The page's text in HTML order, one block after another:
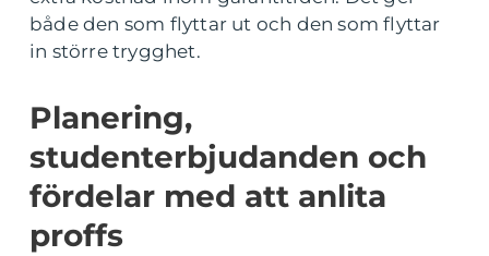
både den som flyttar ut och den som flyttar
in större trygghet.
Planering,
studenterbjudanden och
fördelar med att anlita
proffs